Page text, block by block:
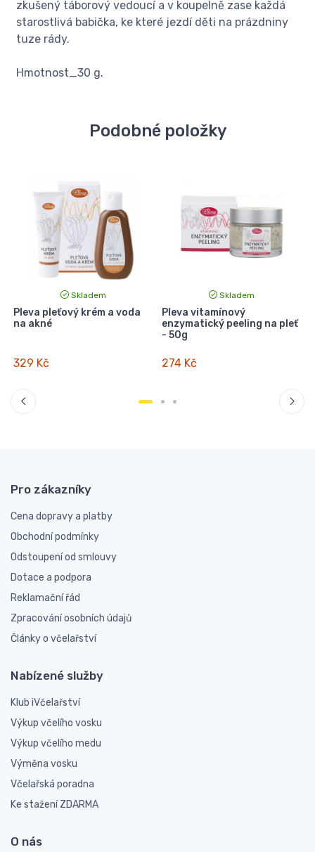
zkušený táborový vedoucí a v koupelně zase každá
starostlivá babička, ke které jezdí děti na prázdniny
tuze rády.
Hmotnost_30 g.
Podobné položky
Skladem
Pleva pleťový krém a voda
na akné
329 Kč
Skladem
Pleva vitamínový
enzymatický peeling na pleť
- 50g
274 Kč
Pro zákazníky
Cena dopravy a platby
Obchodní podmínky
Odstoupení od smlouvy
Dotace a podpora
Reklamační řád
Zpracování osobních údajů
Články o včelařství
Nabízené služby
Klub iVčelařství
Výkup včelího vosku
Výkup včelího medu
Výměna vosku
Včelařská poradna
Ke stažení ZDARMA
O nás